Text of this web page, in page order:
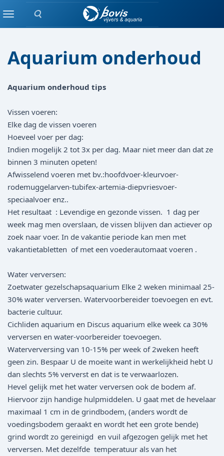
Zoeken
Menu
Aquarium onderhoud
Aquarium onderhoud tips
Vissen voeren:
Elke dag de vissen voeren
Hoeveel voer per dag:
Indien mogelijk 2 tot 3x per dag. Maar niet meer dan dat ze
binnen 3 minuten opeten!
Afwisselend voeren met bv.:hoofdvoer-kleurvoer-
rodemuggelarven-tubifex-artemia-diepvriesvoer-
speciaalvoer enz..
Het resultaat : Levendige en gezonde vissen. 1 dag per
week mag men overslaan, de vissen blijven dan actiever op
zoek naar voer. In de vakantie periode kan men met
vakantietabletten of met een voederautomaat voeren .
Water verversen:
Zoetwater gezelschapsaquarium Elke 2 weken minimaal 25-
30% water verversen. Watervoorbereider toevoegen en evt.
bacterie cultuur.
Cichliden aquarium en Discus aquarium elke week ca 30%
verversen en water-voorbereider toevoegen.
Waterverversing van 10-15% per week of 2weken heeft
geen zin. Bespaar U de moeite want in werkelijkheid hebt U
dan slechts 5% ververst en dat is te verwaarlozen.
Hevel gelijk met het water verversen ook de bodem af.
Hiervoor zijn handige hulpmiddelen. U gaat met de hevelaar
maximaal 1 cm in de grindbodem, (anders wordt de
voedingsbodem geraakt en wordt het een grote bende)
grind wordt zo gereinigd en vuil afgezogen gelijk met het
verversen. Met dezelfde temperatuur als van het